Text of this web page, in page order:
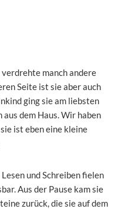
manch andere
Seite ist sie aber auch
ging sie am liebsten
dem Haus. Wir haben
ist eben eine kleine
und Schreiben fielen
Aus der Pause kam sie
zurück, die sie auf dem